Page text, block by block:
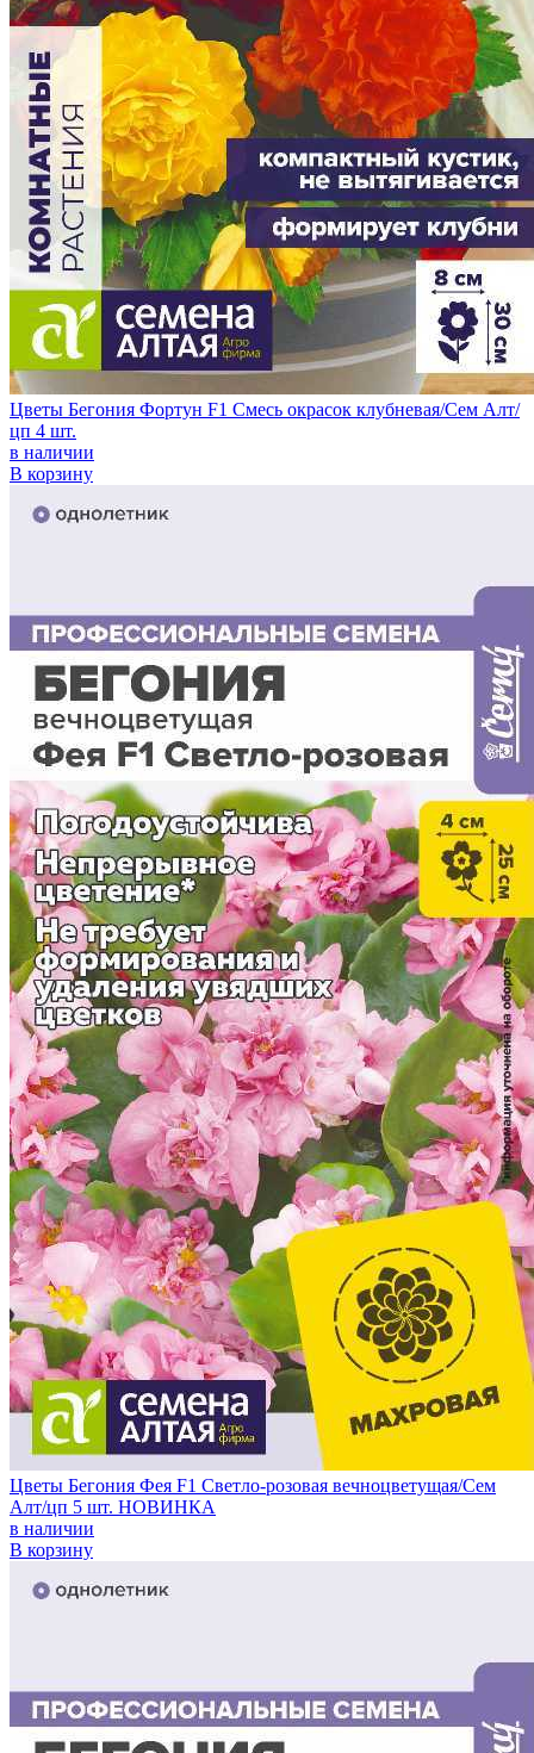
Цветы Бегония Фортун F1 Смесь окрасок клубневая/Сем Алт/
цп 4 шт.
в наличии
В корзину
Цветы Бегония Фея F1 Светло-розовая вечноцветущая/Сем
Алт/цп 5 шт. НОВИНКА
в наличии
В корзину